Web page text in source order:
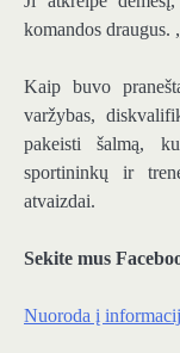
komandos draugus.
Kaip buvo
varžybas,
pakeisti šalmą,
sportininkų ir
atvaizdai.
Sekite mus
Nuoroda į